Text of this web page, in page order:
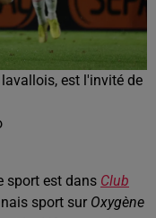
est l'invité de
sport est dans Club
sport sur Oxygène